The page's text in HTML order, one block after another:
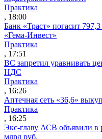
Практика
, 18:00
Банк «Траст» погасит
«Гема-Инвест»
Практика
, 17:51
ВС запретил уравнивать
НДС
Практика
, 16:26
Аптечная сеть «36,6»
Практика
, 16:25
Экс-главу АСВ объявили в
млрд руб.